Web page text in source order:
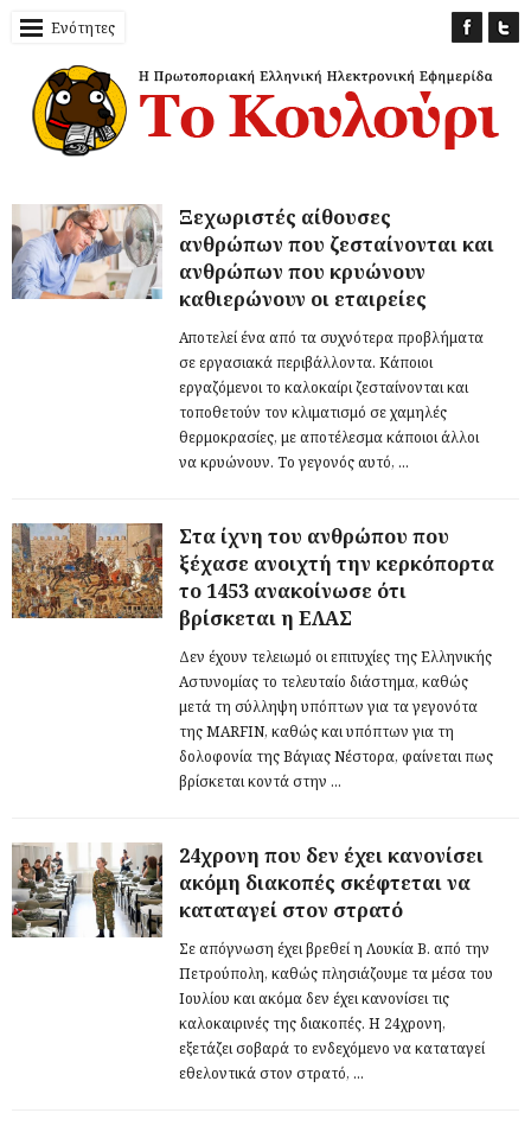
Ενότητες
Ξεχωριστές αίθουσες
ανθρώπων που ζεσταίνονται και
ανθρώπων που κρυώνουν
καθιερώνουν οι εταιρείες
Αποτελεί ένα από τα συχνότερα προβλήματα
σε εργασιακά περιβάλλοντα. Κάποιοι
εργαζόμενοι το καλοκαίρι ζεσταίνονται και
τοποθετούν τον κλιματισμό σε χαμηλές
θερμοκρασίες, με αποτέλεσμα κάποιοι άλλοι
να κρυώνουν. Το γεγονός αυτό, ...
Στα ίχνη του ανθρώπου που
ξέχασε ανοιχτή την κερκόπορτα
το 1453 ανακοίνωσε ότι
βρίσκεται η ΕΛΑΣ
Δεν έχουν τελειωμό οι επιτυχίες της Ελληνικής
Αστυνομίας το τελευταίο διάστημα, καθώς
μετά τη σύλληψη υπόπτων για τα γεγονότα
της MARFIN, καθώς και υπόπτων για τη
δολοφονία της Βάγιας Νέστορα, φαίνεται πως
βρίσκεται κοντά στην ...
24χρονη που δεν έχει κανονίσει
ακόμη διακοπές σκέφτεται να
καταταγεί στον στρατό
Σε απόγνωση έχει βρεθεί η Λουκία Β. από την
Πετρούπολη, καθώς πλησιάζουμε τα μέσα του
Ιουλίου και ακόμα δεν έχει κανονίσει τις
καλοκαιρινές της διακοπές. Η 24χρονη,
εξετάζει σοβαρά το ενδεχόμενο να καταταγεί
εθελοντικά στον στρατό, ...